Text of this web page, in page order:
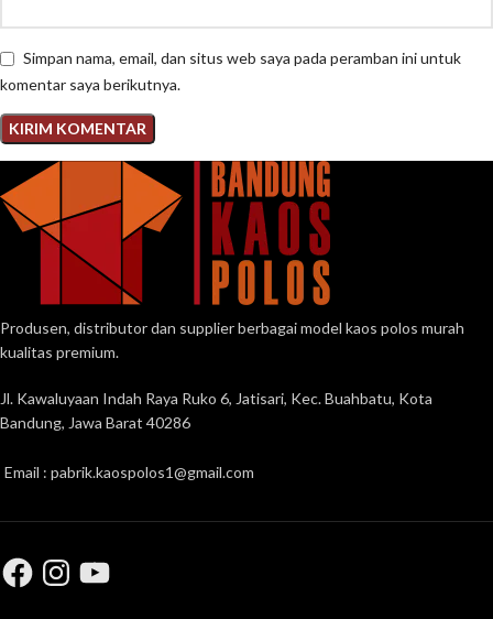
Simpan nama, email, dan situs web saya pada peramban ini untuk
komentar saya berikutnya.
Produsen, distributor dan supplier berbagai model kaos polos murah
kualitas premium.
Jl. Kawaluyaan Indah Raya Ruko 6, Jatisari, Kec. Buahbatu, Kota
Bandung, Jawa Barat 40286
Email : pabrik.kaospolos1@gmail.com